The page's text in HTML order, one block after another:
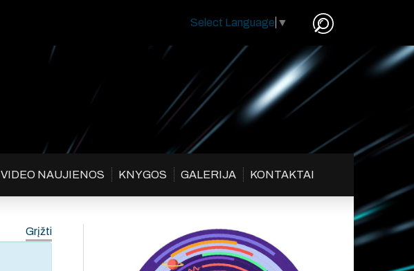
Select Language ▼
VIDEO NAUJIENOS KNYGOS GALERIJA KONTAKTAI
Grįžti